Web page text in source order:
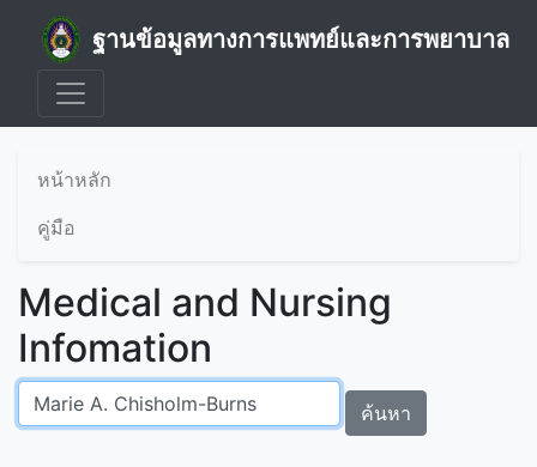
ฐานข้อมูลทางการแพทย์และการพยาบาล
หน้าหลัก
คู่มือ
Medical and Nursing
Infomation
ค้นหา